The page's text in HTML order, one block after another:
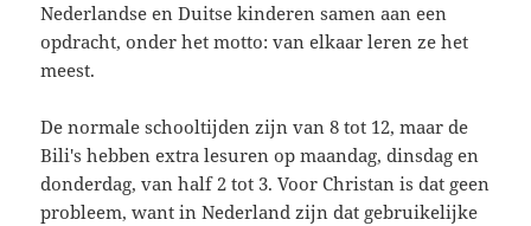
Nederlandse en Duitse kinderen samen aan een
opdracht, onder het motto: van elkaar leren ze het
meest.
De normale schooltijden zijn van 8 tot 12, maar de
Bili's hebben extra lesuren op maandag, dinsdag en
donderdag, van half 2 tot 3. Voor Christan is dat geen
probleem, want in Nederland zijn dat gebruikelijke